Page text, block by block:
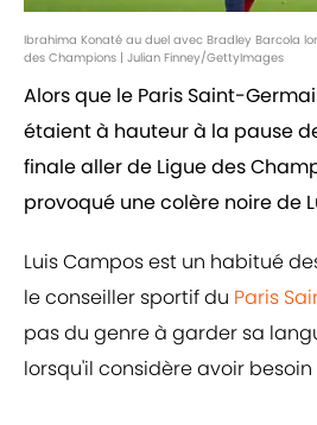
Ibrahima Konaté au duel avec Bradley Barcola
des Champions | Julian Finney/GettyImages
Alors que le Paris Saint-
étaient à hauteur à la pause
finale aller de Ligue des
provoqué une colère noire de
Luis Campos est un habitué
le conseiller sportif du Paris
pas du genre à garder sa
lorsqu'il considère avoir